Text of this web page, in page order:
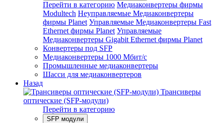
Перейти в категорию Медиаконвертеры фирмы
Modultech Неуправляемые Медиаконвертеры
фирмы Planet Управляемые Медиаконвертеры Fast
Ethernet фирмы Planet Управляемые
Медиаконвертеры Gigabit Ethernet фирмы Planet
Конвертеры под SFP
Медиаконвертеры 1000 Мбит/с
Промышленные медиаконвертеры
Шасси для медиаконвертеров
Назад
Трансиверы
оптические (SFP-модули)
Перейти в категорию
SFP модули